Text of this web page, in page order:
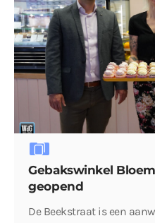
Gebakswinkel
geopend
De Beekstraat is een